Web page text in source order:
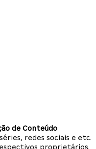
de Conteúdo
redes sociais e etc.
proprietários.